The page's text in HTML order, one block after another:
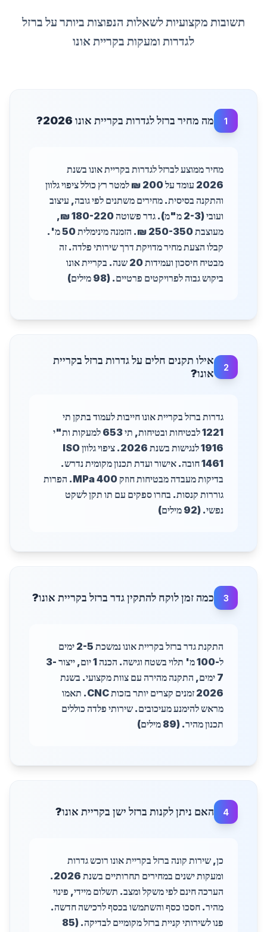
תשובות מקצועיות לשאלות הנפוצות ביותר עלברזל
לגדרות ומעקות בקריית אונו
1 מה מחיר ברזל לגדרות בקריית אונו 2026?
מחיר ממוצע לברזל לגדרות בקריית אונו בשנת
2026 עומד על 200 ₪ למטר רץ כולל ציפוי גלוון
והתקנה בסיסית. מחירים משתנים לפי גובה, עיצוב
ועובי (2-3 מ"מ). גדר פשוטה 180-220 ₪,
מעוצבת 250-350 ₪. הזמנה מינימלית 50 מ'.
קבלו הצעת מחיר מדויקת דרך שירותי פלדה. זה
מבטיח חיסכון ועמידות 20 שנה. בקריית אונו
ביקוש גבוה לפרויקטים פרטיים. (98 מילים)
2
אילו תקנים חלים על גדרות ברזל בקריית
אונו?
גדרות ברזל בקריית אונו חייבות לעמוד בתקן תי
1221 לבטיחות ובטיחות, תי 653 למעקות ות"י
1916 לנגישות בשנת 2026. ציפוי גלוון ISO
1461 חובה. אישור ועדת תכנון מקומית נדרש.
בדיקות מעבדה מבטיחות חוזק 400 MPa. הפרות
גוררות קנסות. בחרו ספקים עם תו תקן לשקט
נפשי. (92 מילים)
3 כמה זמן לוקח להתקין גדר ברזל בקריית אונו?
התקנת גדר ברזל בקריית אונו נמשכת 2-5 ימים
ל-100 מ' תלוי בשטח וגישה. הכנה 1 יום, ייצור 3-
7 ימים, התקנה מהירה עם צוות מקצועי. בשנת
2026 זמנים קצרים יותר בזכות CNC. תאמו
מראש להימנע מעיכובים. שירותי פלדה כוללים
תכנון מהיר. (89 מילים)
4 האם ניתן לקנות ברזל ישן בקריית אונו?
כן, שירות קונה ברזל בקריית אונו רוכש גדרות
ומעקות ישנים במחירים תחרותיים בשנת 2026.
הערכה חינם לפי משקל ומצב. תשלום מיידי, פינוי
מהיר. חסכו כסף והשתמשו בכסף לרכישה חדשה.
פנו לשירותי קניית ברזל מקומיים לבדיקה. (85